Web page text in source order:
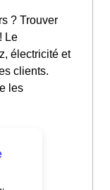
? Trouver
Le
électricité et
clients.
les